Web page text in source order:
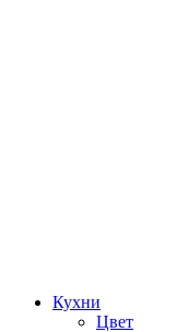
Кухни
Цвет